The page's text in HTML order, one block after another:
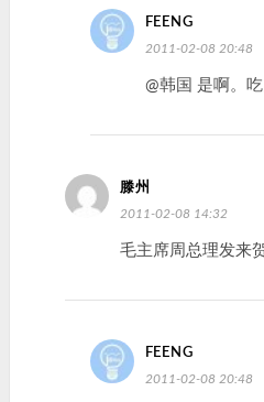
FEENG
2011-02-08 20:48
@韩国 是啊。
滕州
2011-02-08 14:32
毛主席周总理发来
FEENG
2011-02-08 20:48